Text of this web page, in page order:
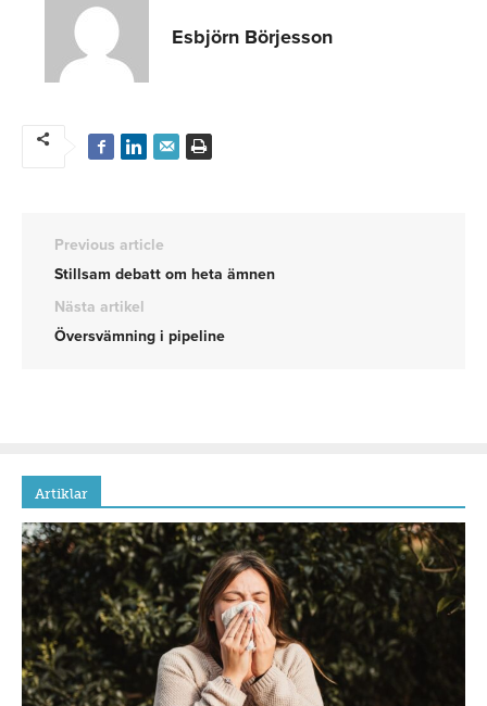
Esbjörn Börjesson
Previous article
Stillsam debatt om heta ämnen
Nästa artikel
Översvämning i pipeline
Artiklar